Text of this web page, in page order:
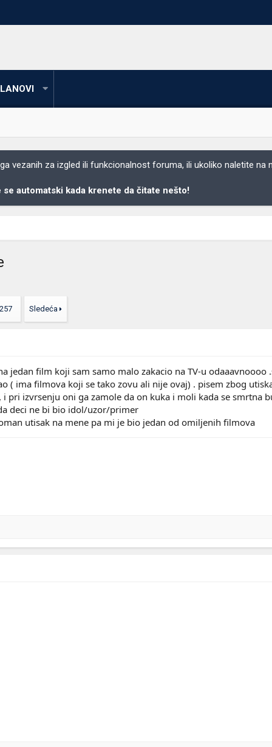
vezanih za izgled ili funkcionalnost foruma, ili ukoliko naletite na
se automatski kada krenete da čitate nešto!
257 Sledeća
jedan film koji sam samo malo zakacio na TV-u
( ima filmova koji se tako zovu ali nije ovaj) . pisem zbog
pri izvrsenju oni ga zamole da on kuka i moli kada se smrtna
deci ne bi bio idol/uzor/primer
utisak na mene pa mi je bio jedan od omiljenih filmova